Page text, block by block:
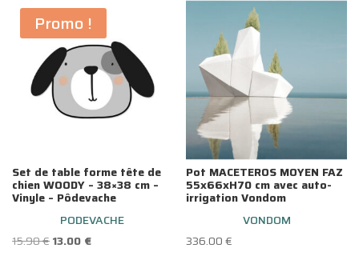
Promo !
Set de table forme tête de
chien WOODY – 38×38 cm –
Vinyle – Pôdevache
PODEVACHE
15.90€Le
13.00 €Le
Pot MACETEROS MOYEN FAZ
55x66xH70 cm avec auto-
irrigation Vondom
VONDOM
336.00€